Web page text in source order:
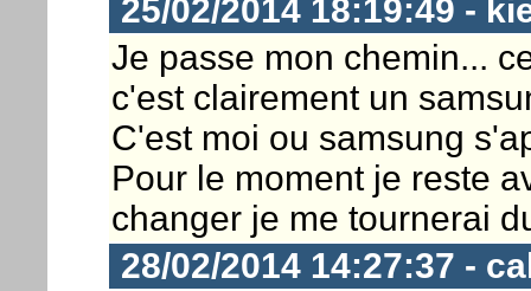
25/02/2014 18:19:49 -
Je passe mon chemin...
c'est clairement un
C'est moi ou samsung
Pour le moment je reste
changer je me tournerai
28/02/2014 14:27:37 -